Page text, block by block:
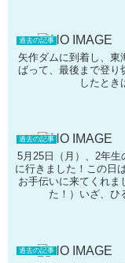
過去の記事
矢作ダムに到着し、東
ばって、最後まで登り
したと
過去の記事
5月25日（月）、2年生
に行きました！この日
お手伝いに来てくれま
た！）いざ、ひ
過去の記事